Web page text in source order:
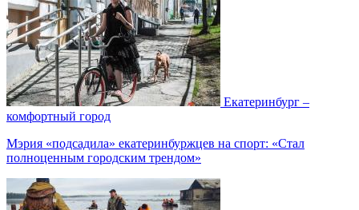
Екатеринбург –
комфортный город
Мэрия «подсадила» екатеринбуржцев на спорт: «Стал
полноценным городским трендом»